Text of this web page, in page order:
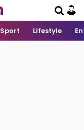
Sport Lifestyle